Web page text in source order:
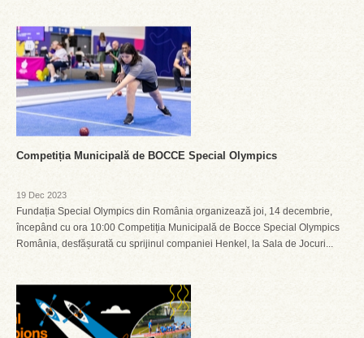
Competiția Municipală de BOCCE Special Olympics
19 Dec 2023
Fundația Special Olympics din România organizează joi, 14 decembrie,
începând cu ora 10:00 Competiția Municipală de Bocce Special Olympics
România, desfășurată cu sprijinul companiei Henkel, la Sala de Jocuri...